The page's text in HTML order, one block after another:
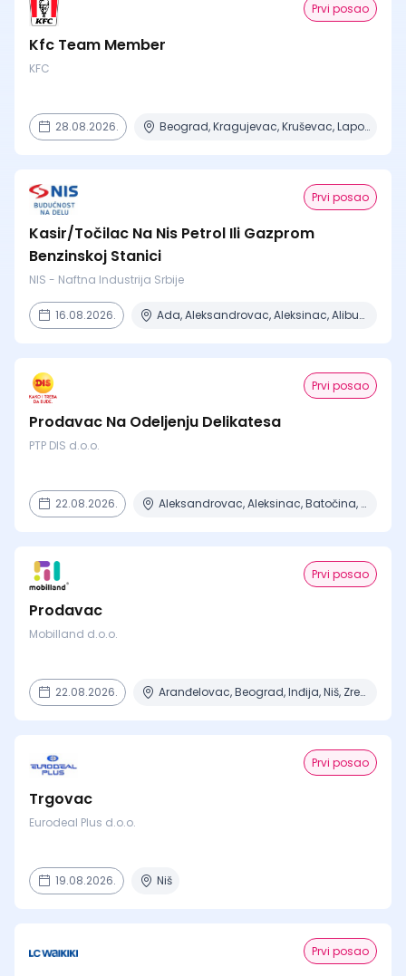
Prvi posao
Kfc Team Member
KFC
28.08.2026. Beograd, Kragujevac, Kruševac, Lapovo, Niš + 4 mesta
Prvi posao
Kasir/Točilac Na Nis Petrol Ili Gazprom
Benzinskoj Stanici
NIS - Naftna Industrija Srbije
16.08.2026. Ada, Aleksandrovac, Aleksinac, Alibunar, Apatin + 206 mesta
Prvi posao
Prodavac Na Odeljenju Delikatesa
PTP DIS d.o.o.
22.08.2026. Aleksandrovac, Aleksinac, Batočina, Beograd, Čačak + 15 mesta
Prvi posao
Prodavac
Mobilland d.o.o.
22.08.2026. Aranđelovac, Beograd, Inđija, Niš, Zrenjanin
Prvi posao
Trgovac
Eurodeal Plus d.o.o.
19.08.2026. Niš
Prvi posao